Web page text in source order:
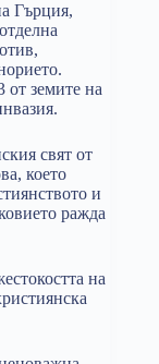
Гърция,
от земите на
свят от
което
и
ражда
на